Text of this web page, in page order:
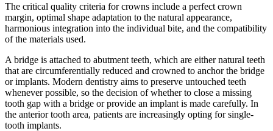
The critical quality criteria for crowns include a perfect crown
margin, optimal shape adaptation to the natural appearance,
harmonious integration into the individual bite, and the compatibility
of the materials used.
A bridge is attached to abutment teeth, which are either natural teeth
that are circumferentially reduced and crowned to anchor the bridge
or implants. Modern dentistry aims to preserve untouched teeth
whenever possible, so the decision of whether to close a missing
tooth gap with a bridge or provide an implant is made carefully. In
the anterior tooth area, patients are increasingly opting for single-
tooth implants.